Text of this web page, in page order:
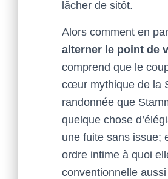
lâcher de sitôt.
Alors comment en
alterner le point de
comprend que le
cœur mythique de la
randonnée que
quelque chose
une fuite sans issue;
ordre intime à quoi
conventionnelle